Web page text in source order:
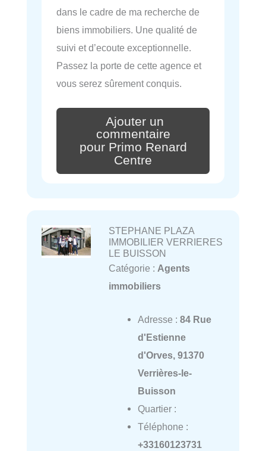
dans le cadre de ma recherche de
biens immobiliers. Une qualité de
suivi et d’ecoute exceptionnelle.
Passez la porte de cette agence et
vous serez sûrement conquis.
Ajouter un
commentaire
pour Primo Renard
Centre
STEPHANE PLAZA
IMMOBILIER VERRIERES
LE BUISSON
Catégorie : Agents
immobiliers
Adresse : 84 Rue
d'Estienne
d'Orves, 91370
Verrières-le-
Buisson
Quartier :
Téléphone :
+33160123731